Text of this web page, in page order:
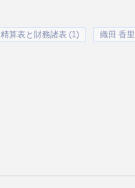
精算表と財務諸表 (1) 織田 香